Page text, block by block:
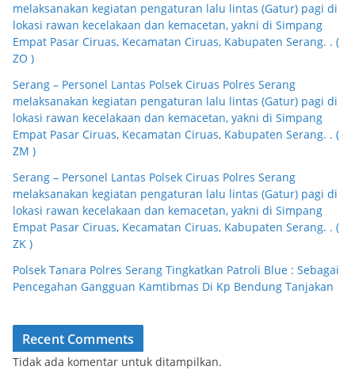
melaksanakan kegiatan pengaturan lalu lintas (Gatur) pagi di
lokasi rawan kecelakaan dan kemacetan, yakni di Simpang
Empat Pasar Ciruas, Kecamatan Ciruas, Kabupaten Serang. . (
ZO )
Serang – Personel Lantas Polsek Ciruas Polres Serang
melaksanakan kegiatan pengaturan lalu lintas (Gatur) pagi di
lokasi rawan kecelakaan dan kemacetan, yakni di Simpang
Empat Pasar Ciruas, Kecamatan Ciruas, Kabupaten Serang. . (
ZM )
Serang – Personel Lantas Polsek Ciruas Polres Serang
melaksanakan kegiatan pengaturan lalu lintas (Gatur) pagi di
lokasi rawan kecelakaan dan kemacetan, yakni di Simpang
Empat Pasar Ciruas, Kecamatan Ciruas, Kabupaten Serang. . (
ZK )
Polsek Tanara Polres Serang Tingkatkan Patroli Blue : Sebagai
Pencegahan Gangguan Kamtibmas Di Kp Bendung Tanjakan
Recent Comments
Tidak ada komentar untuk ditampilkan.